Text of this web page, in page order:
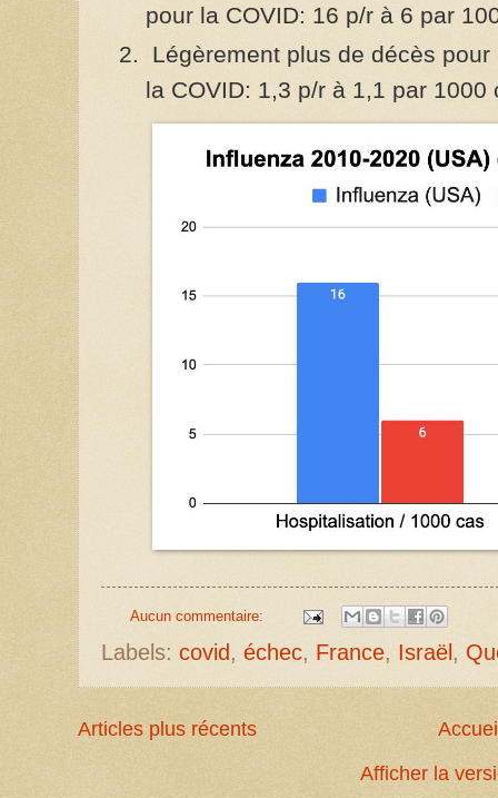
pour la COVID: 16 p/r à 6 par
Légèrement plus de décès
la COVID: 1,3 p/r à 1,1 par 1000
Aucun commentaire:
Labels: covid , échec, France, Israël ,
Articles plus récents
Afficher la